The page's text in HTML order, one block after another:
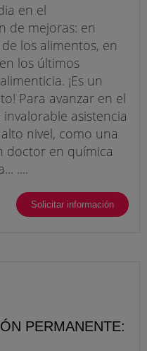
en el
de mejoras: en
los alimentos, en
los últimos
¡Es un
Para avanzar en el
asistencia
nivel, como una
doctor en química
....
Solicitar información
PERMANENTE: